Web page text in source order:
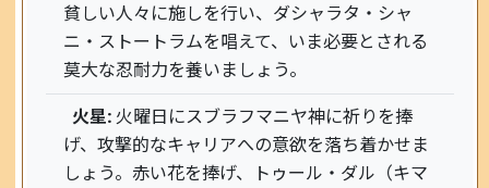
貧しい人々に施しを行い、ダシャラタ・シャ
ニ・ストートラムを唱えて、いま必要とされる
莫大な忍耐力を養いましょう。
火星:火曜日にスブラフマニヤ神に祈りを捧
げ、攻撃的なキャリアへの意欲を落ち着かせま
しょう。赤い花を捧げ、トゥール・ダル（キマ